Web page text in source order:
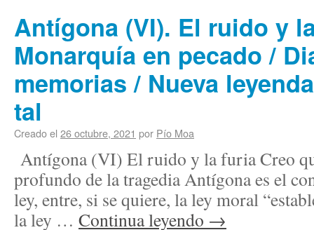
Antígona (VI). El ruido y
Monarquía en pecado /
memorias / Nueva
tal
Creado el 26 octubre, 2021 por Pío Moa
Antígona (VI) El ruido y la furia Creo
profundo de la tragedia Antígona es el
ley, entre, si se quiere, la ley moral
la ley … Continua leyendo →